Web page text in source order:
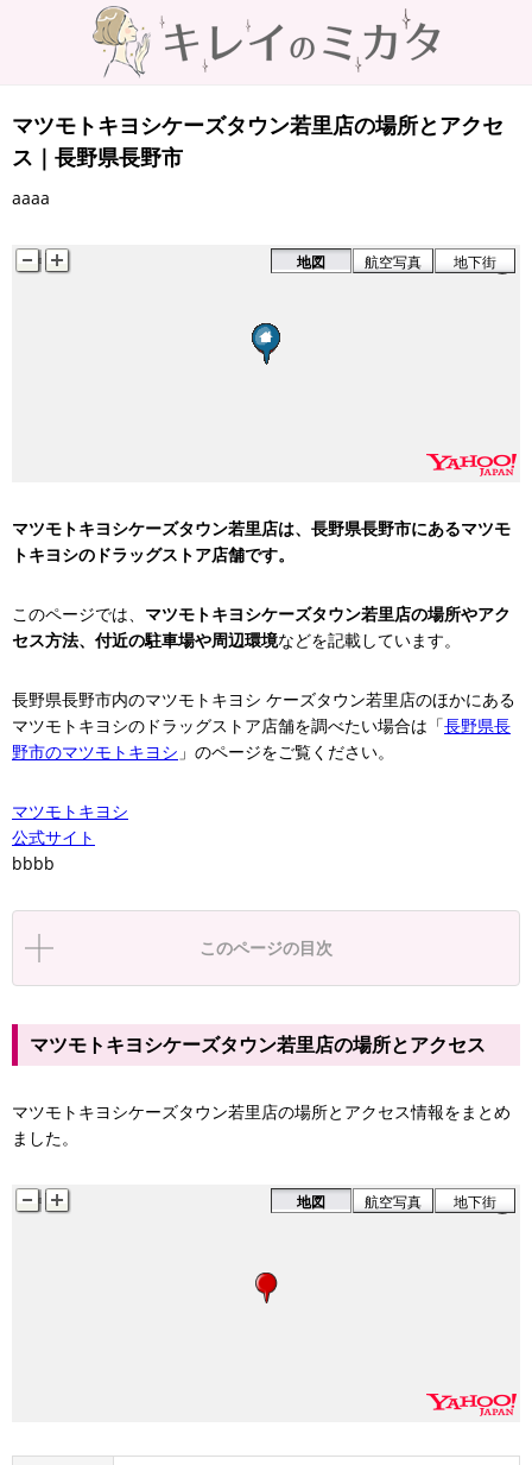
マツモトキヨシケーズタウン若里店の場所とアクセ
ス｜長野県長野市
aaaa
地図 航空写真 地下街
マツモトキヨシケーズタウン若里店は、長野県長野市にあるマツモ
トキヨシのドラッグストア店舗です。
このページでは、 マツモトキヨシケーズタウン若里店の場所やアク
セス方法、付近の駐車場や周辺環境などを記載しています。
長野県長野市内のマツモトキヨシ ケーズタウン若里店のほかにある
マツモトキヨシのドラッグストア店舗を調べたい場合は「長野県長
野市のマツモトキヨシ 」のページをご覧ください。
マツモトキヨシ
公式サイト
bbbb
このページの目次
マツモトキヨシケーズタウン若里店の場所とアクセス
マツモトキヨシケーズタウン若里店の場所とアクセス情報をまとめ
ました。
地図 航空写真 地下街